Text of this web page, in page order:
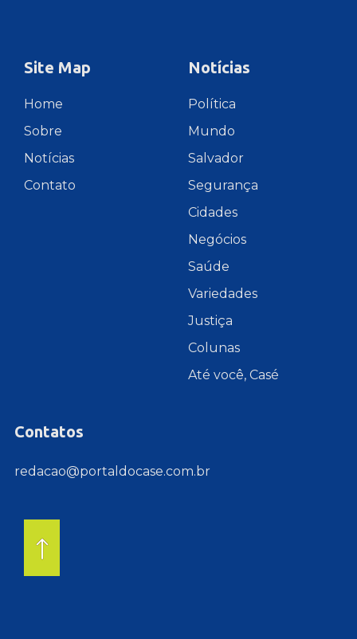
Site Map
Home
Sobre
Notícias
Contato
Notícias
Política
Mundo
Salvador
Segurança
Cidades
Negócios
Saúde
Variedades
Justiça
Colunas
Até você, Casé
Contatos
redacao@portaldocase.com.br